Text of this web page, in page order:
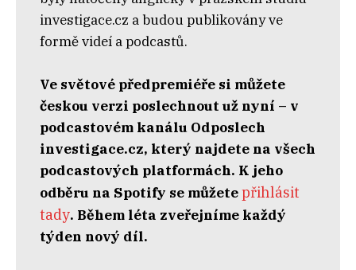
investigace.cz a budou publikovány ve
formě videí a podcastů.
Ve světové předpremiéře si můžete
českou verzi poslechnout už nyní – v
podcastovém kanálu Odposlech
investigace.cz, který najdete na všech
podcastových platformách. K jeho
odběru na Spotify se můžetepřihlásit
tady.⁠ Během léta zveřejníme každý
týden nový díl.